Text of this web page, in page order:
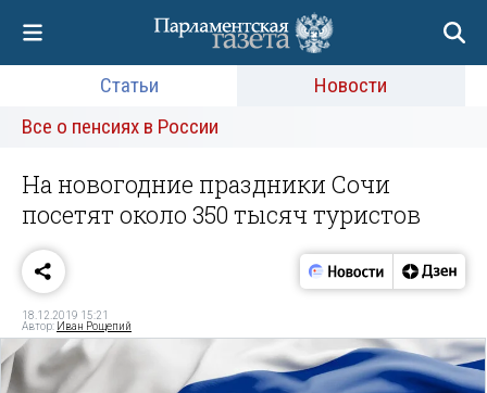
Статьи
Новости
Все о пенсиях в России
На новогодние праздники Сочи
посетят около 350 тысяч туристов
18.12.2019 15:21
Автор: Иван Рощепий